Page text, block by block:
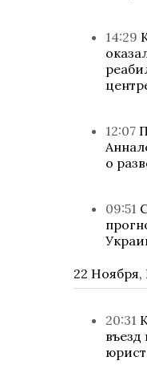
14:29
12:07
о
09:51
22
20:31